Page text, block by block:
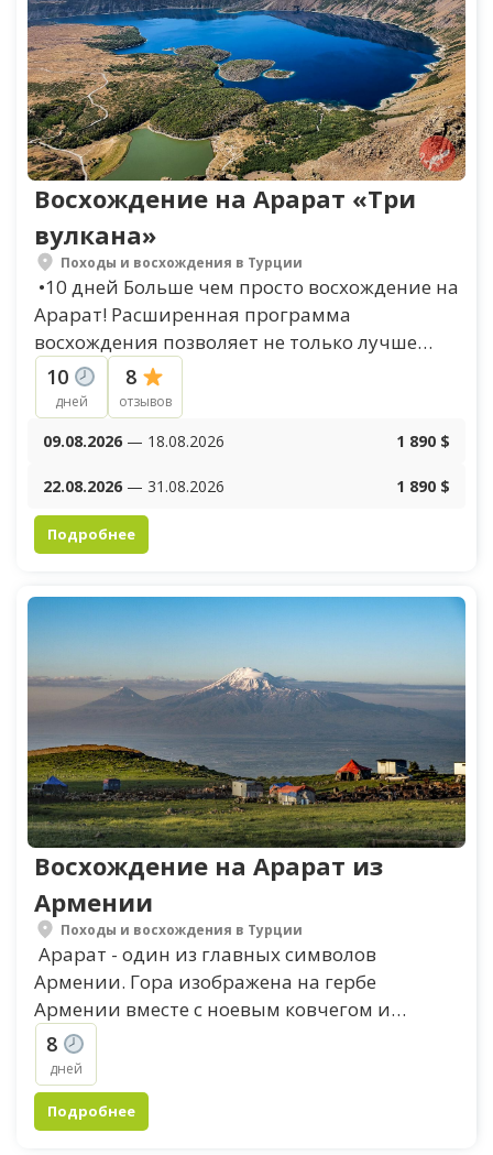
Восхождение на Арарат «Три
вулкана»
Походы и восхождения в Турции
•10 дней Больше чем просто восхождение на
Арарат! Расширенная программа
восхождения позволяет не только лучше
акклиматизироваться и увеличить шансы
на успех, но и позволяет ближе...
10
дней
8
отзывов
09.08.2026 — 18.08.2026 1 890 $
22.08.2026 — 31.08.2026 1 890 $
Подробнее
Восхождение на Арарат из
Армении
Походы и восхождения в Турции
Арарат - один из главных символов
Армении. Гора изображена на гербе
Армении вместе с ноевым ковчегом и
является священной в исторических
летописях армян. В Легендах...
8
дней
Подробнее